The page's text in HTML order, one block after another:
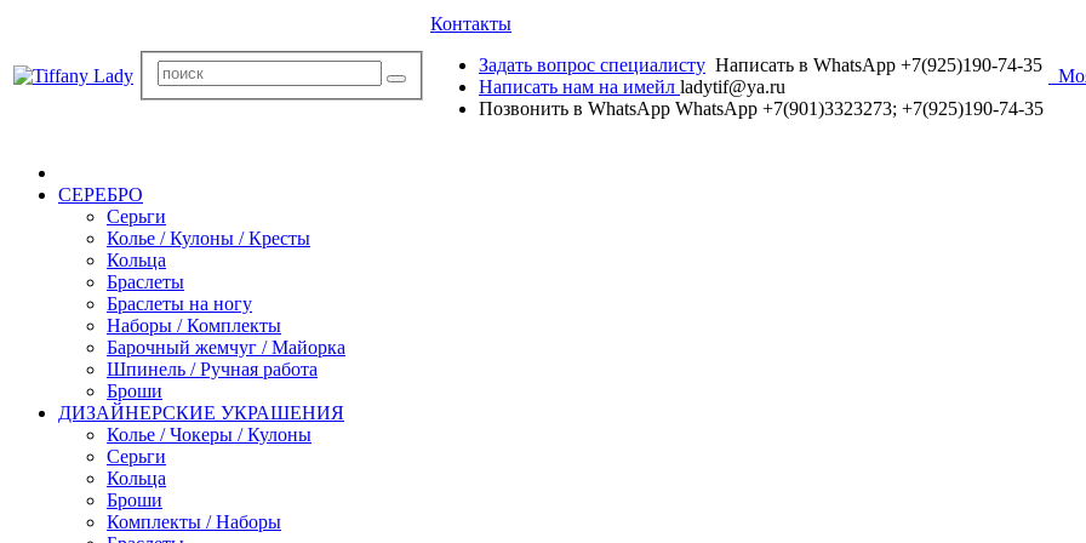
Контакты
Задать вопрос специалисту Написать в WhatsApp +7(925)190-74-35
Написать нам на имейл ladytif@ya.ru
Позвонить в WhatsApp WhatsApp +7(901)3323273; +7(925)190-74-35
СЕРЕБРО
Серьги
Колье / Кулоны / Кресты
Кольца
Браслеты
Браслеты на ногу
Наборы / Комплекты
Барочный жемчуг / Майорка
Шпинель / Ручная работа
Броши
ДИЗАЙНЕРСКИЕ УКРАШЕНИЯ
Колье / Чокеры / Кулоны
Серьги
Кольца
Броши
Комплекты / Наборы